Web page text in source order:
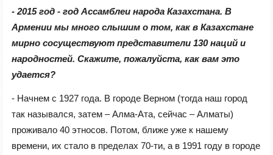
- 2015 год - год Ассамблеи народа Казахстана. В
Армении мы много слышим о том, как в Казахстане
мирно сосуществуют представители 130 наций и
народностей. Скажите, пожалуйста, как вам это
удается?
- Начнем с 1927 года. В городе Верном (тогда наш город
так назывался, затем – Алма-Ата, сейчас – Алматы)
проживало 40 этносов. Потом, ближе уже к нашему
времени, их стало в пределах 70-ти, а в 1991 году в городе